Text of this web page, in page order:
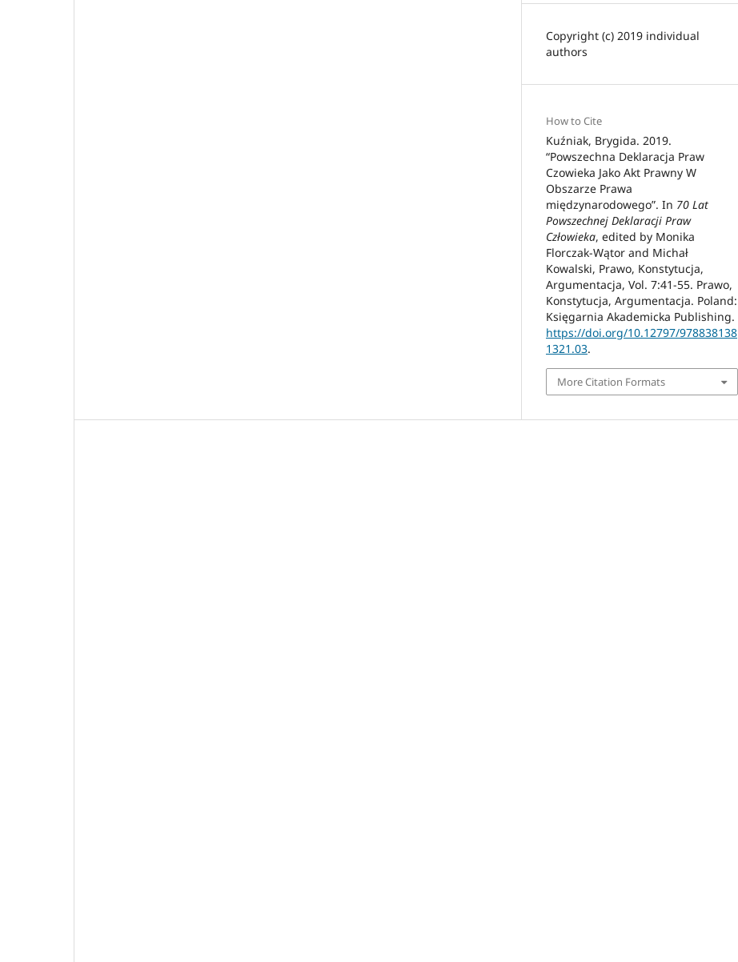
Copyright (c) 2019 individual
authors
How to Cite
Kuźniak, Brygida. 2019.
“Powszechna Deklaracja Praw
Czowieka Jako Akt Prawny W
Obszarze Prawa
międzynarodowego”. In 70 Lat
Powszechnej Deklaracji Praw
Człowieka, edited by Monika
Florczak-Wątor and Michał
Kowalski, Prawo, Konstytucja,
Argumentacja, Vol. 7:41-55. Prawo,
Konstytucja, Argumentacja. Poland:
Księgarnia Akademicka Publishing.
https://doi.org/10.12797/978838138
1321.03.
More Citation Formats